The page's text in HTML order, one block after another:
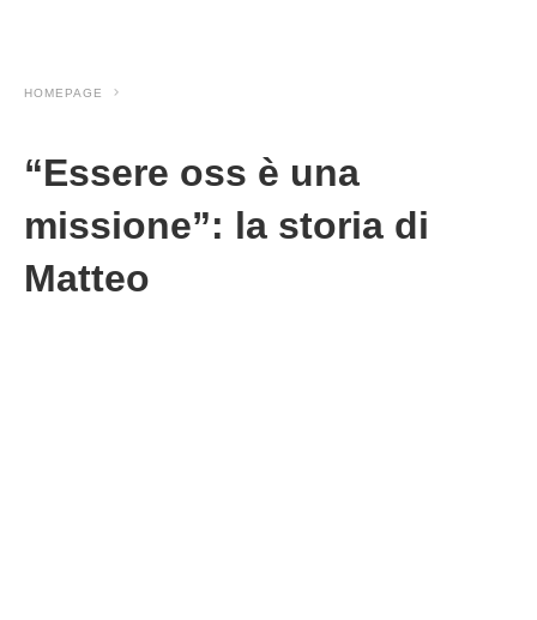
HOMEPAGE
“Essere oss è una
missione”: la storia di
Matteo